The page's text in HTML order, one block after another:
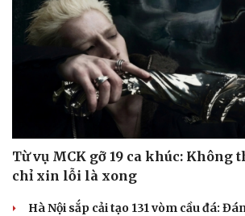
Từ vụ MCK gỡ 19 ca khúc: Không
chỉ xin lỗi là xong
Hà Nội sắp cải tạo 131 vòm cầu đá: